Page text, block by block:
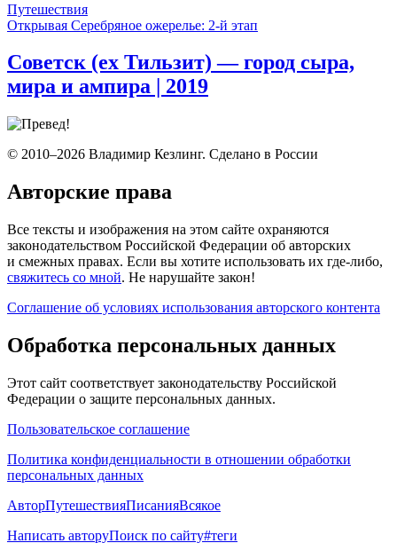
Путешествия
Открывая Серебряное ожерелье: 2-й этап
Советск (ex Тильзит) — город сыра,
мира и ампира | 2019
© 2010–2026 Владимир Кезлинг. Сделано в России
Авторские права
Все тексты и изображения на этом сайте охраняются
законодательством Российской Федерации об авторских
и смежных правах. Если вы хотите использовать их где-либо,
свяжитесь со мной. Не нарушайте закон!
Соглашение об условиях использования авторского контента
Обработка персональных данных
Этот сайт соответствует законодательству Российской
Федерации о защите персональных данных.
Пользовательское соглашение
Политика конфиденциальности в отношении обработки
персональных данных
АвторПутешествияПисанияВсякое
Написать авторуПоиск по сайту#теги